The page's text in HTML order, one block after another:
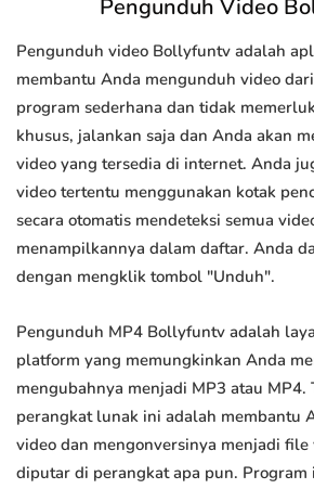
Pengunduh Video
Pengunduh video Bollyfuntv adalah
membantu Anda mengunduh video
program sederhana dan tidak
khusus, jalankan saja dan Anda akan
video yang tersedia di internet. Anda
video tertentu menggunakan kotak
secara otomatis mendeteksi semua
menampilkannya dalam daftar. Anda
dengan mengklik tombol "Unduh".
Pengunduh MP4 Bollyfuntv adalah
platform yang memungkinkan Anda
mengubahnya menjadi MP3 atau MP4.
perangkat lunak ini adalah membantu
video dan mengonversinya menjadi
diputar di perangkat apa pun. Program